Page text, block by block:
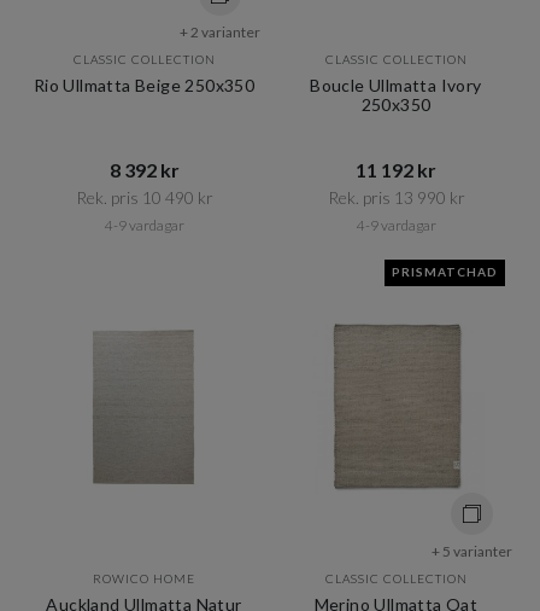
+ 2 varianter
CLASSIC COLLECTION
Rio Ullmatta Beige 250x350
8 392 kr​​
Rek. pris 10 490 kr​​
4-9 vardagar
CLASSIC COLLECTION
Boucle Ullmatta Ivory
250x350
11 192 kr​​
Rek. pris 13 990 kr​​
4-9 vardagar
ROWICO HOME
Auckland Ullmatta Natur
PRISMATCHAD
+ 5 varianter
CLASSIC COLLECTION
Merino Ullmatta Oat